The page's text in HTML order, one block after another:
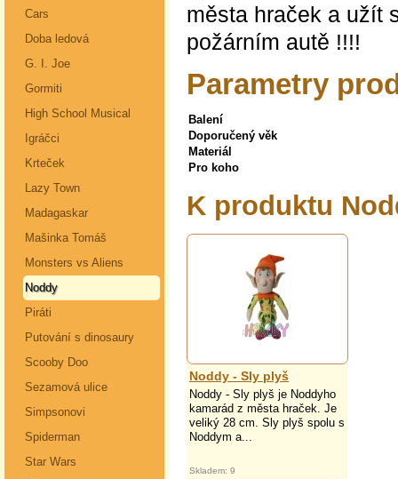
Cars
Doba ledová
G. I. Joe
Gormiti
High School Musical
Igráčci
Krteček
Lazy Town
Madagaskar
Mašinka Tomáš
Monsters vs Aliens
Noddy
Piráti
Putování s dinosaury
Scooby Doo
Sezamová ulice
Simpsonovi
Spiderman
Star Wars
města hraček a užít
požárním autě !!!!
Parametry
Balení
Doporučený věk
Materiál
Pro koho
K produktu
Noddy - Sly plyš
Noddy - Sly plyš je Noddyho
kamarád z města hraček. Je
veliký 28 cm. Sly plyš spolu s
Noddym a...
Skladem: 9